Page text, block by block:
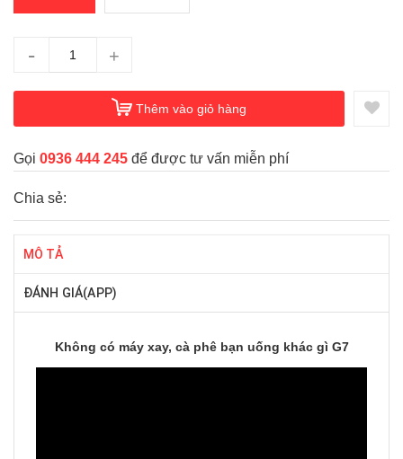
- +
Thêm vào giỏ hàng
Gọi 0936 444 245 để được tư vấn miễn phí
Chia sẻ:
MÔ TẢ
ĐÁNH GIÁ(APP)
Không có máy xay, cà phê bạn uống khác gì G7